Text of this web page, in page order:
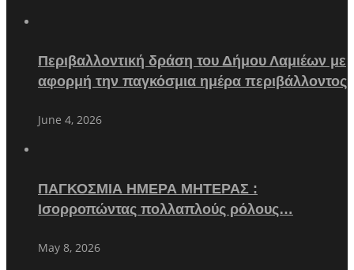
Περιβαλλοντική δράση του Δήμου Λαμιέων με
αφορμή την παγκόσμια ημέρα περιβάλλοντος
June 4, 2026
ΠΑΓΚΟΣΜΙΑ ΗΜΕΡΑ ΜΗΤΕΡΑΣ :
Ισορροπώντας πολλαπλούς ρόλους…
May 8, 2026